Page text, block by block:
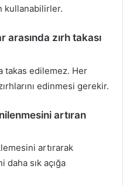
kullanabilirler.
arasında zırh takası
takas edilemez. Her
edinmesi gerekir.
artıran
artırarak
sık açığa